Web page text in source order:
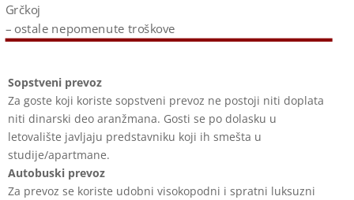
Grčkoj
– ostale nepomenute troškove
Sopstveni prevoz
Za goste koji koriste sopstveni prevoz ne postoji niti doplata
niti dinarski deo aranžmana. Gosti se po dolasku u
letovalište javljaju predstavniku koji ih smešta u
studije/apartmane.
Autobuski prevoz
Za prevoz se koriste udobni visokopodni i spratni luksuzni